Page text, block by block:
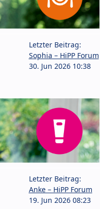
Letzter Beitrag:
Sophia – HiPP Forum
30. Jun 2026 10:38
Letzter Beitrag:
Anke – HiPP Forum
19. Jun 2026 08:23